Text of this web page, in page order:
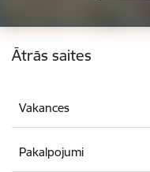
Kājene
Ātrās saites
Vakances
Pakalpojumi